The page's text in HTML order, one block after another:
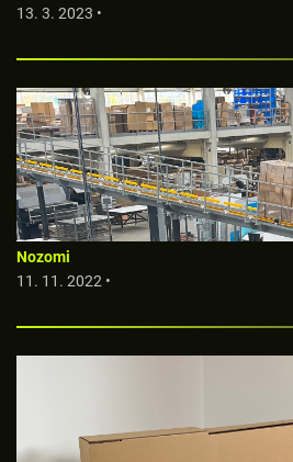
13. 3. 2023 •
Nozomi
11. 11. 2022 •